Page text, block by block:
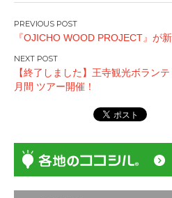
投
稿
ナ
ビ
ゲ
ョ
ン
『OJICHO WOOD PROJECT』が
【終了しました】王寺観光ボラン
月間 ツアー開催！